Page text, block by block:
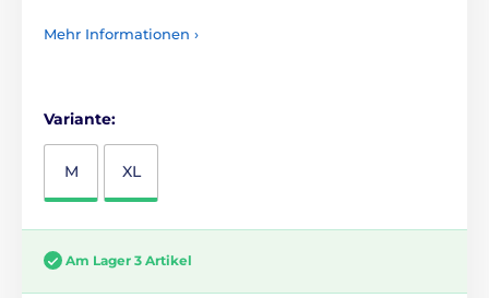
Mehr Informationen ›
Variante:
M XL
Am Lager 3 Artikel